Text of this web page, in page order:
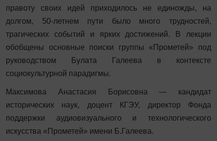
правоту своих идей приходилось не единожды, на
долгом, 50-летнем пути было много трудностей,
трагических событий и ярких достижений. В лекции
обобщены основные поиски группы «Прометей» под
руководством Булата Галеева в контексте
социокультурной парадигмы.
Максимова Анастасия Борисовна — кандидат
исторических наук, доцент КГЭУ, директор Фонда
поддержки аудиовизуального и технологического
искусства «Прометей» имени Б.Галеева.